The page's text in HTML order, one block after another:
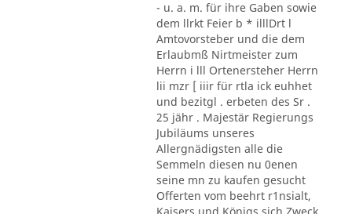
- u. a. m. für ihre Gaben sowie
dem llrkt Feier b * illlDrt l
Amtovorsteber und die dem
Erlaubmß Nirtmeister zum
Herrn i lll Ortenersteher Herrn
lii mzr [ iiir für rtla ick euhhet
und bezitgl . erbeten des Sr .
25 jähr . Majestär Regierungs
Jubiläums unseres
Allergnädigsten alle die
Semmeln diesen nu 0enen
seine mn zu kaufen gesucht
Offerten vom beehrt r1nsialt,